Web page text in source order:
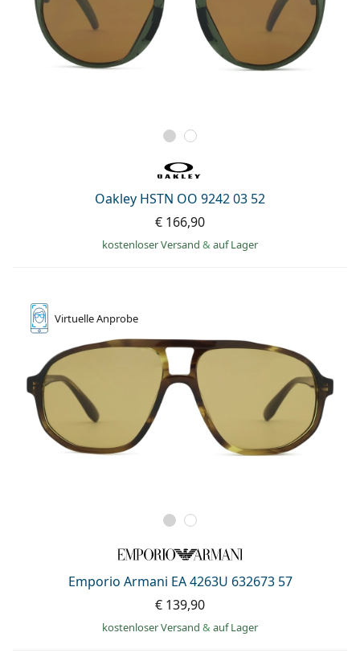
Oakley HSTN OO 9242 03 52
€ 166,90
kostenloser Versand & auf Lager
VirtuelleAnprobe
Emporio Armani EA 4263U 632673 57
€ 139,90
kostenloser Versand & auf Lager